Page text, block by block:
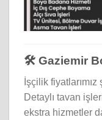
🛠️ Gaziemir
İşçilik
Detaylı tavan
ekstra hizmetler